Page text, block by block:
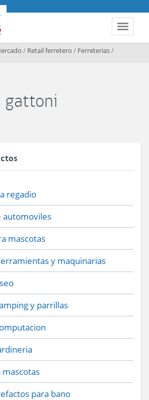
Toggle
/ Retail ferretero / Ferreterias/
compartir
gattoni
regadio
automoviles
mascotas
y maquinarias
y parrillas
para bano